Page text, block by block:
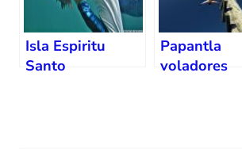
Isla Espiritu
Santo
Papantla
voladores